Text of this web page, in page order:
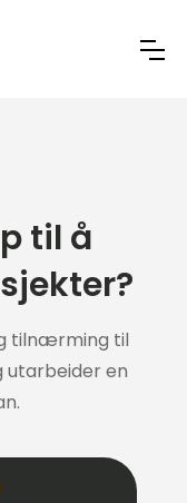
til å
tilnærming til
utarbeider en